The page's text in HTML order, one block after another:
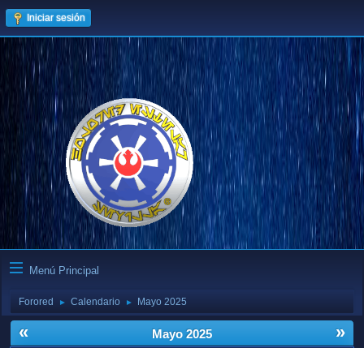
Iniciar sesión
Menú Principal
Forored ► Calendario ► Mayo 2025
« »
Mayo 2025